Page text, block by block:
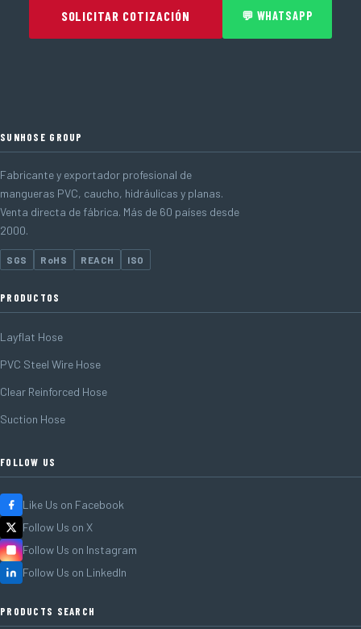
SOLICITAR COTIZACIÓN 💬 WHATSAPP
SUNHOSE GROUP
Fabricante y exportador profesional de
mangueras PVC, caucho, hidráulicas y planas.
Venta directa de fábrica. Más de 60 países desde
2000.
SGS RoHS REACH ISO
PRODUCTOS
Layflat Hose
PVC Steel Wire Hose
Clear Reinforced Hose
Suction Hose
FOLLOW US
Like Us on Facebook
Follow Us on X
Follow Us on Instagram
Follow Us on LinkedIn
PRODUCTS SEARCH